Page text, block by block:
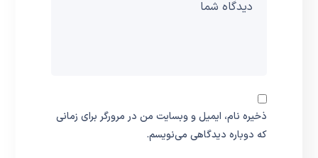
ذخیره نام، ایمیل و وبسایت من در مرورگر برای زمانی
که دوباره دیدگاهی می‌نویسم.